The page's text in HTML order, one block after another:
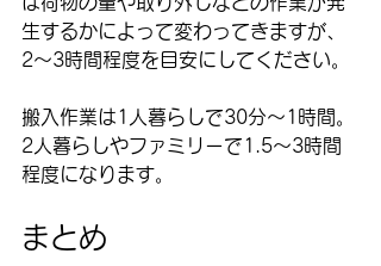
生するかによって変わってきますが、
2〜3時間程度を目安にしてください。
搬入作業は1人暮らしで30分〜1時間。
2人暮らしやファミリーで1.5〜3時間
程度になります。
まとめ